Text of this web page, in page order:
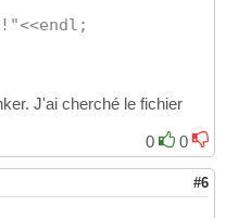
J'ai cherché le fichier
0
0
#6